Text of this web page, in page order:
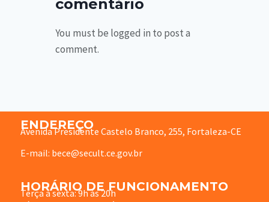
comentário
You must be logged in to post a
comment.
ENDEREÇO
Avenida Presidente Castelo Branco, 255, Fortaleza-CE
E-mail: bece@secult.ce.gov.br
HORÁRIO DE FUNCIONAMENTO
Terça à sexta: 9h às 20h